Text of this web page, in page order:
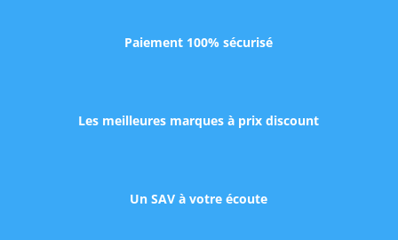
Paiement 100% sécurisé
Les meilleures marques à prix discount
Un SAV à votre écoute